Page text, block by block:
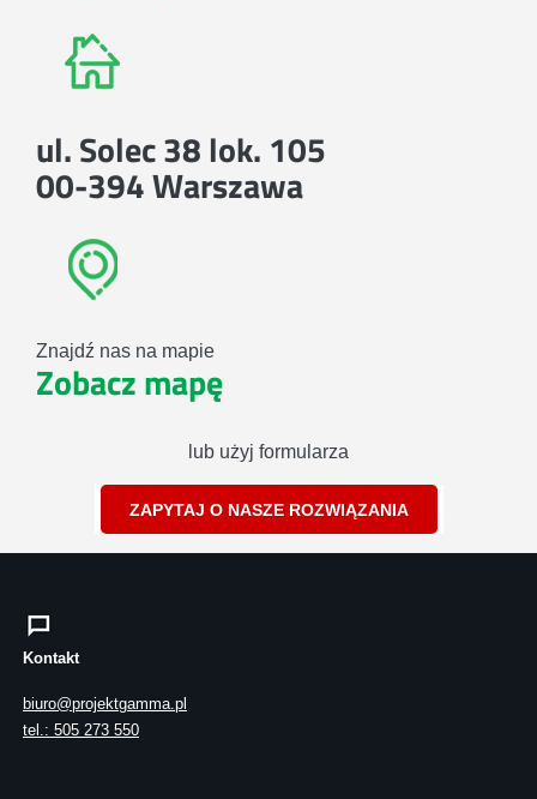
ul. Solec 38 lok. 105
00-394 Warszawa
Znajdź nas na mapie
Zobacz mapę
lub użyj formularza
ZAPYTAJ O NASZE ROZWIĄZANIA
Kontakt
biuro@projektgamma.pl
tel.: 505 273 550